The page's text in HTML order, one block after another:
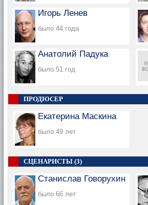
Игорь Ленев
было 44 года
Анатолий Падука
было 51 год
ПРОДЮСЕР
Екатерина Маскина
было 49 лет
СЦЕНАРИСТЫ (3)
Станислав Говорухин
было 66 лет